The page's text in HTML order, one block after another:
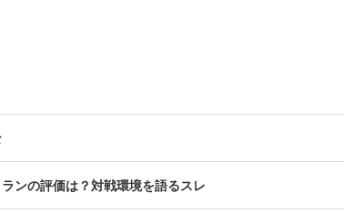
ンの評価は？対戦環境を語るスレ